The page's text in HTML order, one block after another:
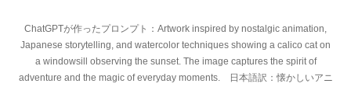
ChatGPTが作ったプロンプト：Artwork inspired by nostalgic animation,
Japanese storytelling, and watercolor techniques showing a calico cat on
a windowsill observing the sunset. The image captures the spirit of
adventure and the magic of everyday moments. 日本語訳：懐かしいアニ